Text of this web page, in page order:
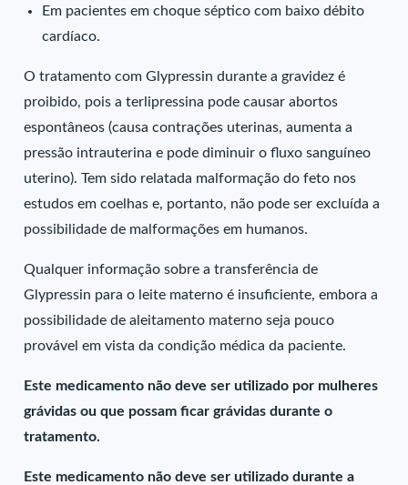
Em pacientes em choque séptico com baixo débito
cardíaco.
O tratamento com Glypressin durante a gravidez é
proibido, pois a terlipressina pode causar abortos
espontâneos (causa contrações uterinas, aumenta a
pressão intrauterina e pode diminuir o fluxo sanguíneo
uterino). Tem sido relatada malformação do feto nos
estudos em coelhas e, portanto, não pode ser excluída a
possibilidade de malformações em humanos.
Qualquer informação sobre a transferência de
Glypressin para o leite materno é insuficiente, embora a
possibilidade de aleitamento materno seja pouco
provável em vista da condição médica da paciente.
Este medicamento não deve ser utilizado por mulheres
grávidas ou que possam ficar grávidas durante o
tratamento.
Este medicamento não deve ser utilizado durante a